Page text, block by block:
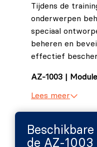
Tijdens de
onderwerpen
speciaal
beheren en
effectief
AZ-1003 |
In de eerste
Overzicht:
Lees meer
de AZ-1003